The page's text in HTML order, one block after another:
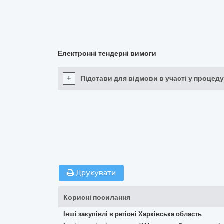
Електронні тендерні вимоги
+ Підстави для відмови в участі у
Друкувати
Корисні посилання
Інші закупівлі в регіоні Харківська область